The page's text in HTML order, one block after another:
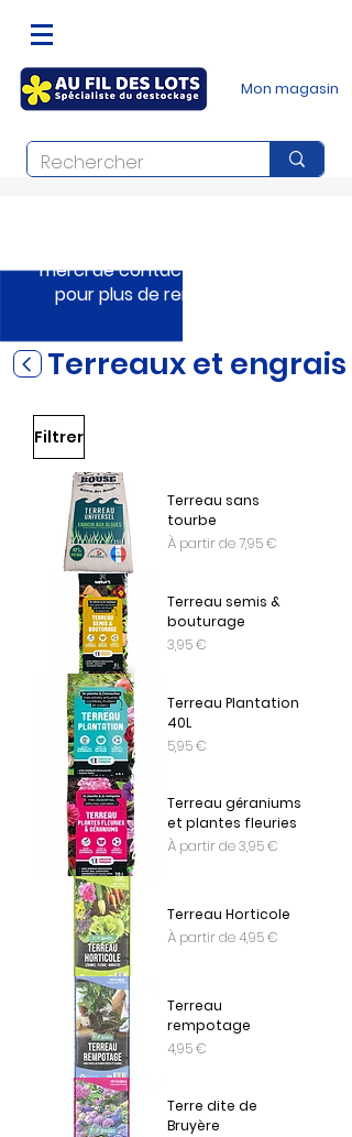
Mon magasin
merci de contacter les magasins
pour plus de renseignements
Terreaux et engrais
Filtrer
Terreau sans
tourbe
À partir de7,95 €
Prix promotionnel
Terreau semis &
bouturage
Prix
3,95 €
Terreau Plantation
40L
Prix
5,95 €
Terreau géraniums
et plantes fleuries
À partir de3,95 €
Prix promotionnel
Terreau Horticole
À partir de4,95 €
Prix promotionnel
Terreau
rempotage
Prix
4,95 €
Terre dite de
Bruyère